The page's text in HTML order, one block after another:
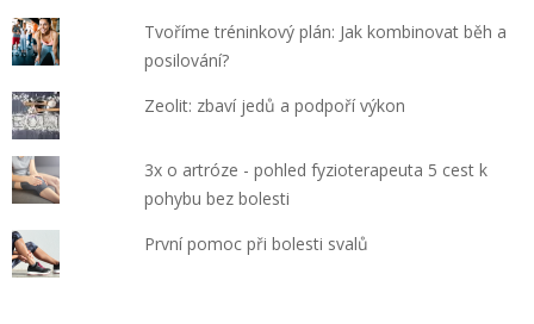
Tvoříme tréninkový plán: Jak kombinovat běh a
posilování?
Zeolit: zbaví jedů a podpoří výkon
3x o artróze - pohled fyzioterapeuta 5 cest k
pohybu bez bolesti
První pomoc při bolesti svalů